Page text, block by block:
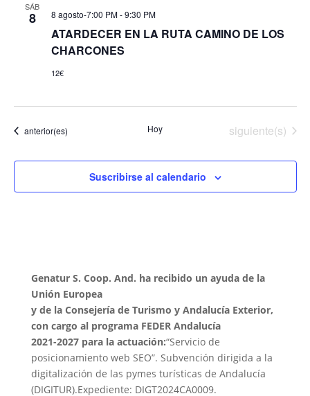
SÁB
8 8 agosto-7:00 PM-9:30 PM
ATARDECER EN LA RUTA CAMINO DE LOS
CHARCONES
12€
Eventos
anterior(es) Hoy Eventos
siguiente(s)
Suscribirse al calendario
Genatur S. Coop. And. ha recibido un ayuda de la
Unión Europea
y de la Consejería de Turismo y Andalucía Exterior,
con cargo al programa FEDER Andalucía
2021-2027 para la actuación:“Servicio de
posicionamiento web SEO”. Subvención dirigida a la
digitalización de las pymes turísticas de Andalucía
(DIGITUR).Expediente: DIGT2024CA0009.